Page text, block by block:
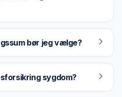
bør jeg vælge?
sygdom?